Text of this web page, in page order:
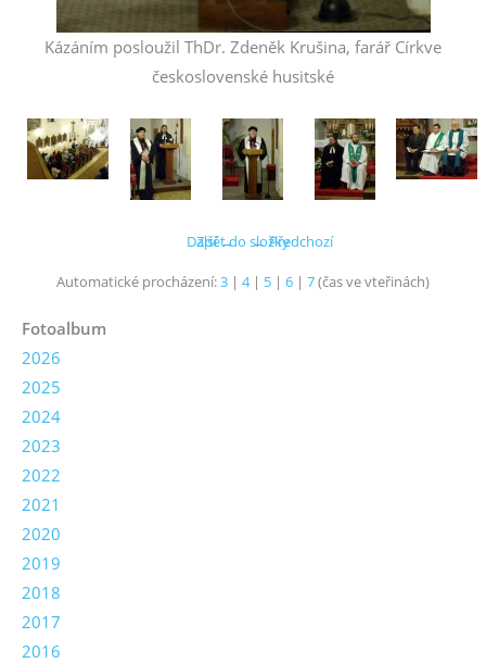
Kázáním posloužil ThDr. Zdeněk Krušina, farář Církve
československé husitské
← Předchozí
Další →
Zpět do složky
Automatické procházení:3 | 4| 5 | 6 | 7(čas ve vteřinách)
Fotoalbum
2026
2025
2024
2023
2022
2021
2020
2019
2018
2017
2016